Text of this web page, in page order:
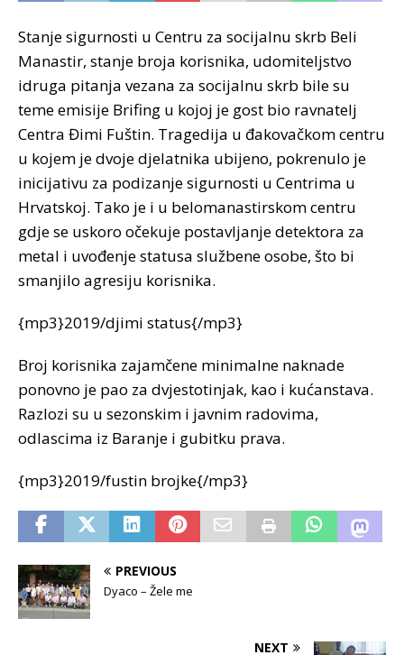
Stanje sigurnosti u Centru za socijalnu skrb Beli
Manastir, stanje broja korisnika, udomiteljstvo
idruga pitanja vezana za socijalnu skrb bile su
teme emisije Brifing u kojoj je gost bio ravnatelj
Centra Đimi Fuštin. Tragedija u đakovačkom centru
u kojem je dvoje djelatnika ubijeno, pokrenulo je
inicijativu za podizanje sigurnosti u Centrima u
Hrvatskoj. Tako je i u belomanastirskom centru
gdje se uskoro očekuje postavljanje detektora za
metal i uvođenje statusa službene osobe, što bi
smanjilo agresiju korisnika.
{mp3}2019/djimi status{/mp3}
Broj korisnika zajamčene minimalne naknade
ponovno je pao za dvjestotinjak, kao i kućanstava.
Razlozi su u sezonskim i javnim radovima,
odlascima iz Baranje i gubitku prava.
{mp3}2019/fustin brojke{/mp3}
PREVIOUS
Dyaco – Žele me
NEXT